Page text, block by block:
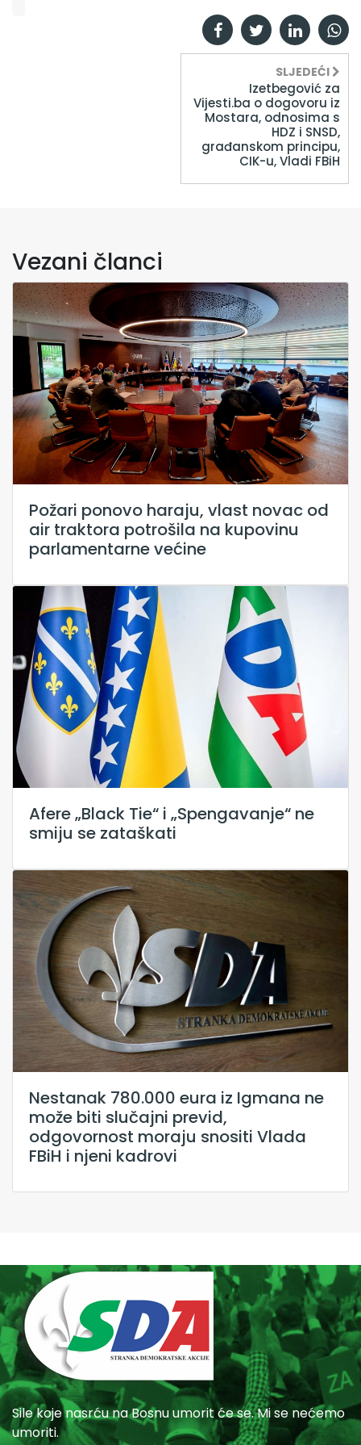
SLJEDEĆI
Izetbegović za
Vijesti.ba o dogovoru iz
Mostara, odnosima s
HDZ i SNSD,
građanskom principu,
CIK-u, Vladi FBiH
Vezani članci
Požari ponovo haraju, vlast novac od
air traktora potrošila na kupovinu
parlamentarne većine
Afere „Black Tie“ i „Spengavanje“ ne
smiju se zataškati
Nestanak 780.000 eura iz Igmana ne
može biti slučajni previd,
odgovornost moraju snositi Vlada
FBiH i njeni kadrovi
Sile koje nasrću na Bosnu umorit će se. Mi se nećemo
umoriti.